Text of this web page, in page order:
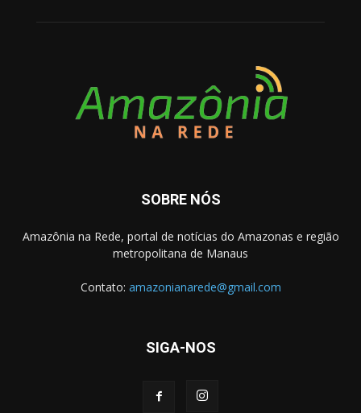
SOBRE NÓS
Amazônia na Rede, portal de notícias do Amazonas e região
metropolitana de Manaus
Contato: amazonianarede@gmail.com
SIGA-NOS